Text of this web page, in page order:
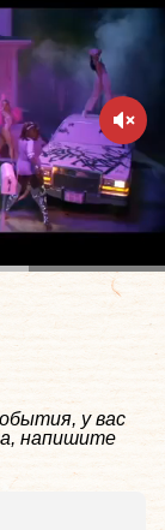
у вас
напишите